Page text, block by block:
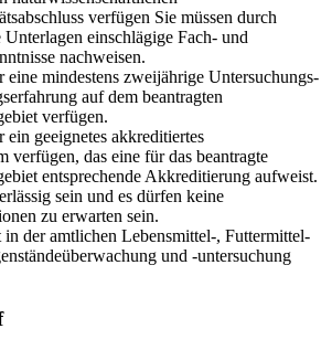
verfügen Sie müssen durch
Unterlagen einschlägige Fach- und
nachweisen.
eine mindestens zweijährige Untersuchungs-
auf dem beantragten
verfügen.
ein geeignetes akkreditiertes
verfügen, das eine für das beantragte
entsprechende Akkreditierung aufweist.
sein und es dürfen keine
zu erwarten sein.
in der amtlichen Lebensmittel-, Futtermittel-
und -untersuchung